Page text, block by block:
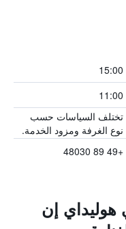
15:00
11:00
تختلف السياسات حسب
نوع الغرفة ومزود الخدمة.
+49 89 48030
هوليداي إن